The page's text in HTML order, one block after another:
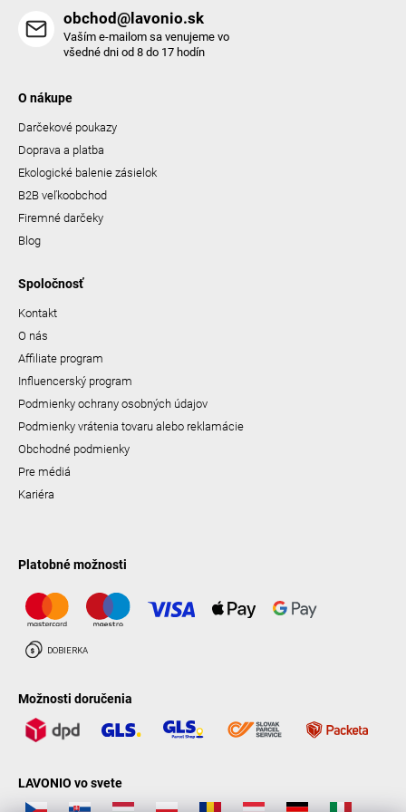
obchod@lavonio.sk
Vaším e-mailom sa venujeme vo
všedné dni od 8 do 17 hodín
O nákupe
Darčekové poukazy
Doprava a platba
Ekologické balenie zásielok
B2B veľkoobchod
Firemné darčeky
Blog
Spoločnosť
Kontakt
O nás
Affiliate program
Influencerský program
Podmienky ochrany osobných údajov
Podmienky vrátenia tovaru alebo reklamácie
Obchodné podmienky
Pre médiá
Kariéra
Platobné možnosti
Možnosti doručenia
LAVONIO vo svete